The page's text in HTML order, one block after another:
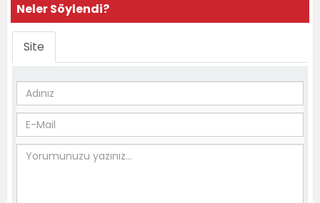
Neler Söylendi?
Site